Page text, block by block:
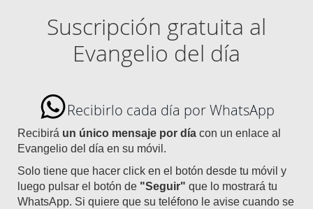
Suscripción gratuita al
Evangelio del día
Recibirlo cada día por WhatsApp
Recibirá un único mensaje por día con un enlace al
Evangelio del día en su móvil.
Solo tiene que hacer click en el botón desde tu móvil y
luego pulsar el botón de "Seguir" que lo mostrará tu
WhatsApp. Si quiere que su teléfono le avise cuando se